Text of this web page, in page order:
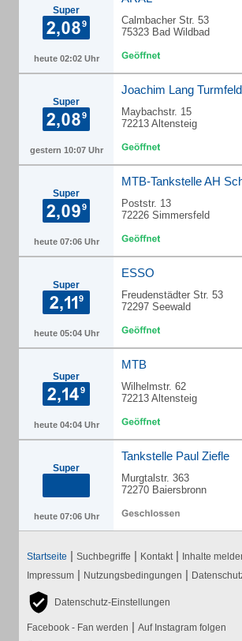
Super
heute 02:02 Uhr
Calmbacher Str. 53
75323 Bad Wildbad
Super
gestern 10:07 Uhr
Joachim Lang Turmfeld
Maybachstr. 15
72213 Altensteig
Super
heute 07:06 Uhr
MTB-Tankstelle AH
Poststr. 13
72226 Simmersfeld
Super
heute 05:04 Uhr
ESSO
Freudenstädter Str. 53
72297 Seewald
Super
heute 04:04 Uhr
MTB
Wilhelmstr. 62
72213 Altensteig
Super
heute 07:06 Uhr
Tankstelle Paul Ziefle
Murgtalstr. 363
72270 Baiersbronn
Startseite | Suchbegriffe | Kontakt | Inhalte
Impressum | Nutzungsbedingungen |
Datenschutz-Einstellungen
Facebook - Fan werden | Auf Instagram folgen